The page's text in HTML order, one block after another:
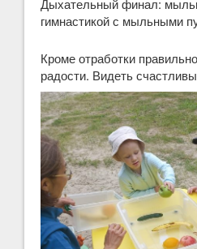
Дыхательный финал:
гимнастикой с мыльными
Кроме отработки
радости. Видеть